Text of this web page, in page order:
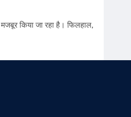
किया जा रहा है। फिलहाल,